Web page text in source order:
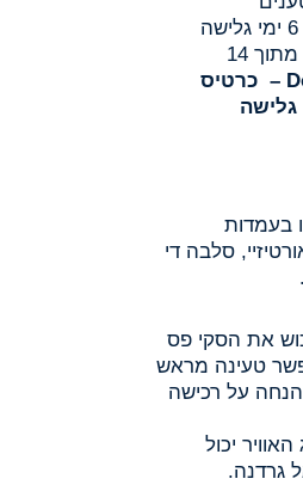
כרטיס
בעמדות
סלבה די
את הסקי פס
טעינה מראש
על רכישה
יכול
גרדנה.